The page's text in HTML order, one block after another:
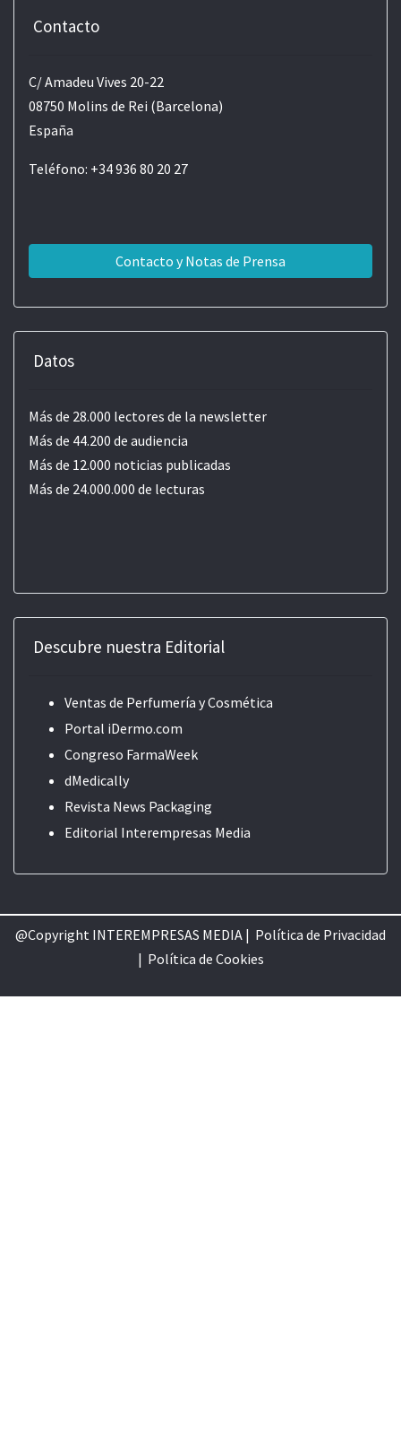
Contacto
C/ Amadeu Vives 20-22
08750 Molins de Rei (Barcelona)
España
Teléfono: +34 936 80 20 27
Contacto y Notas de Prensa
Datos
Más de 28.000 lectores de la newsletter
Más de 44.200 de audiencia
Más de 12.000 noticias publicadas
Más de 24.000.000 de lecturas
Descubre nuestra Editorial
Ventas de Perfumería y Cosmética
Portal iDermo.com
Congreso FarmaWeek
dMedically
Revista News Packaging
Editorial Interempresas Media
@Copyright INTEREMPRESAS MEDIA | Política de Privacidad
| Política de Cookies